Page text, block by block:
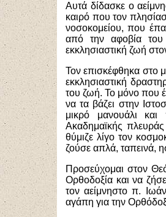
Αυτά δίδασκε ο
καιρό που τον
νοσοκομείου, που
από την αφοβία
εκκλησιαστική ζωή
Τον επισκέφθηκα στο
εκκλησιαστική
του ζωή. Το μόνο που
να τα βάζει στην
μικρό μανουάλι
Ακαδημαϊκής
θύμιζε λίγο τον
ζούσε απλά, ταπεινά,
Προσεύχομαι στον
Ορθοδοξία και να
τον αείμνηστο π.
αγάπη για την